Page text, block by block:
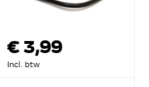
€ 3,99
Incl. btw